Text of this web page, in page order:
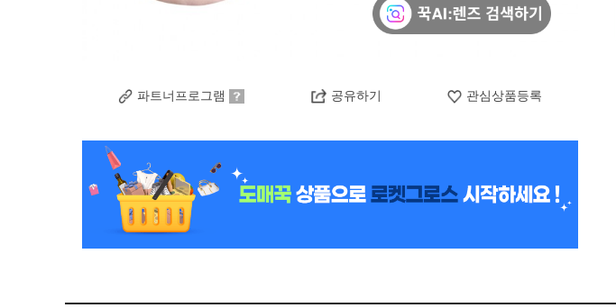
파트너프로그램 공유하기 관심상품등록